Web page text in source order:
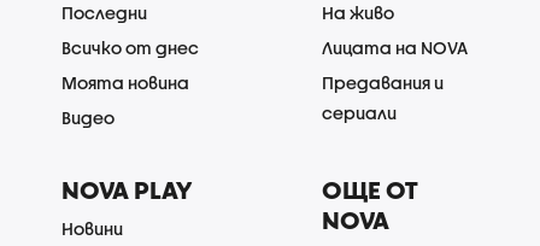
Последни
Всичко от днес
Моята новина
Видео
На живо
Лицата на NOVA
Предавания и
сериали
NOVA PLAY
Новини
ОЩЕ ОТ
NOVA